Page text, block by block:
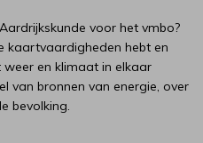
voor het vmbo?
kaartvaardigheden hebt en
en klimaat in elkaar
van bronnen van energie, over
bevolking.